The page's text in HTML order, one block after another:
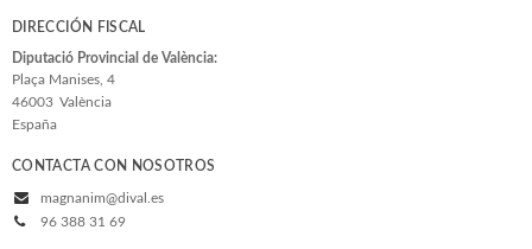
Adés & Ara
Antologies
Arquitectura y Urbanismo
Arxius i Documents
DIRECCIÓN FISCAL
Diputació Provincial de València:
Plaça Manises, 4
46003 València
España
CONTACTA CON NOSOTROS
magnanim@dival.es
96 388 31 69